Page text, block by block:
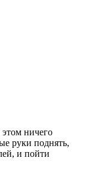
ничего
руки поднять,
и пойти